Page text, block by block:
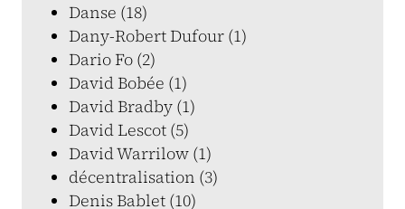
Danse (18)
Dany-Robert Dufour (1)
Dario Fo (2)
David Bobée (1)
David Bradby (1)
David Lescot (5)
David Warrilow (1)
décentralisation (3)
Denis Bablet (10)